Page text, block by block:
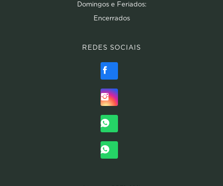
Domingos e Feriados:
Encerrados
REDES SOCIAIS